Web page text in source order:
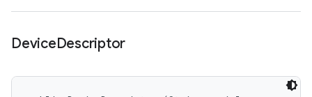
DeviceDescriptor